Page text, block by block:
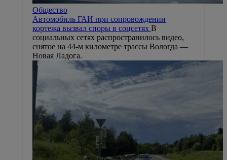
Общество
Автомобиль ГАИ при сопровождении
кортежа вызвал споры в соцсетях В
социальных сетях распространилось видео,
снятое на 44-м километре трассы Вологда —
Новая Ладога.